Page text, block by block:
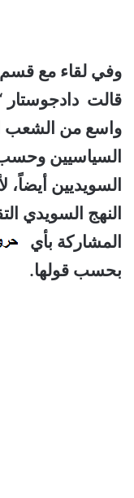
وفي لقاء مع قسم
قالت دادجوستار
واسع من الشعب
السياسيين وحسب
السويديين أيضاً،
النهج السويدي
المشاركة بأي
بحسب قولها.